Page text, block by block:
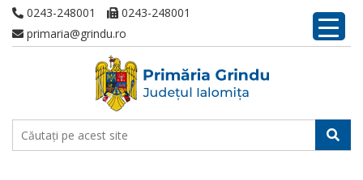
0243-248001
0243-248001
primaria@grindu.ro